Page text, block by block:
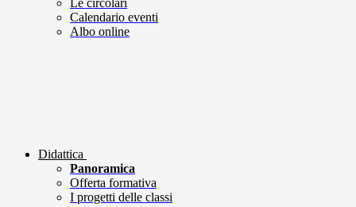
Le circolari
Calendario eventi
Albo online
Didattica
Panoramica
Offerta formativa
I progetti delle classi